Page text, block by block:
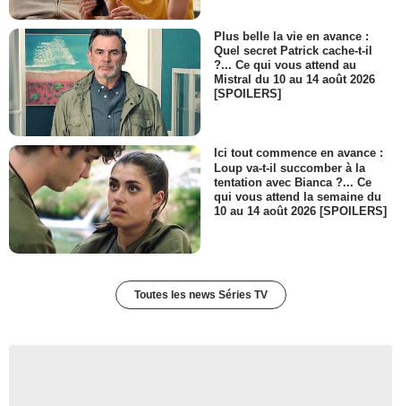
Plus belle la vie en avance :
Quel secret Patrick cache-t-il
?... Ce qui vous attend au
Mistral du 10 au 14 août 2026
[SPOILERS]
Ici tout commence en avance :
Loup va-t-il succomber à la
tentation avec Bianca ?... Ce
qui vous attend la semaine du
10 au 14 août 2026 [SPOILERS]
Toutes les news Séries TV